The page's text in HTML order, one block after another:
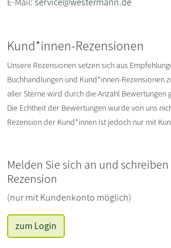
Kund*innen-Rezensionen
Unsere Rezensionen setzen sich aus
Buchhandlungen und Kund*innen-Rezensionen
aller Sterne wird durch die Anzahl Bewertungen
Die Echtheit der Bewertungen wurde von uns
Rezension der Kund*innen ist jedoch nur mit
Melden Sie sich an und schreiben
Rezension
(nur mit Kundenkonto möglich)
zum Login